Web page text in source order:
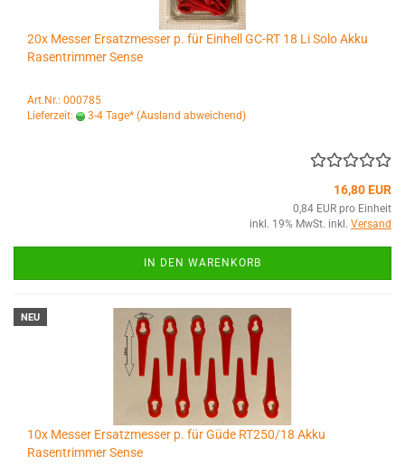
20x Messer Ersatzmesser p. für Einhell GC-RT 18 Li Solo Akku
Rasentrimmer Sense
Art.Nr.: 000785
Lieferzeit:
3-4 Tage* (Ausland abweichend)
16,80 EUR
0,84 EUR pro Einheit
inkl. 19% MwSt. inkl. Versand
IN DEN WARENKORB
NEU
10x Messer Ersatzmesser p. für Güde RT250/18 Akku
Rasentrimmer Sense